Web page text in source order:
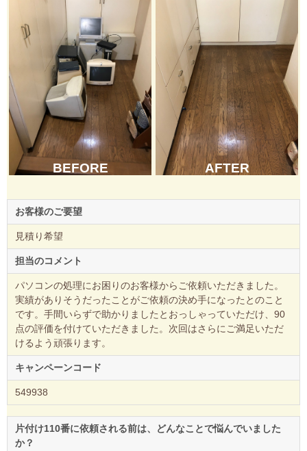
BEFORE AFTER
お客様のご要望
見積り希望
担当のコメント
パソコンの処理にお困りのお客様からご依頼いただきました。
実績がありそうだったことがご依頼の決め手になったとのこと
です。手間いらずで助かりましたとおっしゃっていただけ、90
点の評価を付けていただきました。次回はさらにご満足いただ
けるよう頑張ります。
キャンペーンコード
549938
片付け110番に依頼される前は、どんなことで悩んでいました
か？